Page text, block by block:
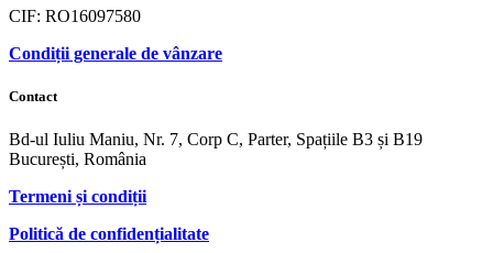
CIF: RO16097580
Condiții generale de vânzare
Contact
Bd-ul Iuliu Maniu, Nr. 7, Corp C, Parter, Spațiile B3 și B19
București, România
Termeni și condiții
Politică de confidențialitate